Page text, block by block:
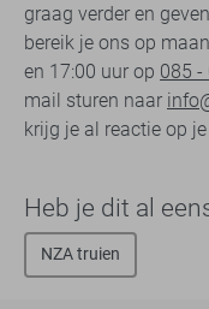
graag verder en
bereik je ons op
en 17:00 uur op 085 -
mail sturen naar
krijg je al reactie op
Heb je dit al
NZA truien